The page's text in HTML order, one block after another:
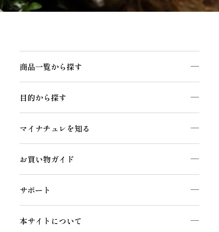
商品一覧から探す
目的から探す
マイナチュレを知る
お買い物ガイド
サポート
本サイトについて